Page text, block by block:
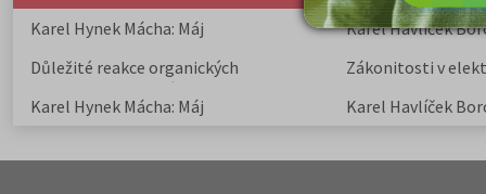
Karel Hynek Mácha: Máj
Karel Havlíček
Důležité reakce organických
sloučenin a jejich význam
Zákonitosti v
Karel Hynek Mácha: Máj
Karel Havlíček